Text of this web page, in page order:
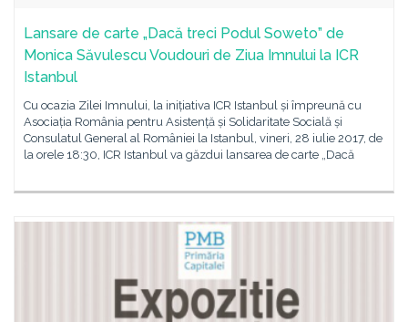
Lansare de carte „Dacă treci Podul Soweto” de
Monica Săvulescu Voudouri de Ziua Imnului la ICR
Istanbul
Cu ocazia Zilei Imnului, la inițiativa ICR Istanbul și împreună cu
Asociația România pentru Asistență și Solidaritate Socială și
Consulatul General al României la Istanbul, vineri, 28 iulie 2017, de
la orele 18:30, ICR Istanbul va găzdui lansarea de carte „Dacă